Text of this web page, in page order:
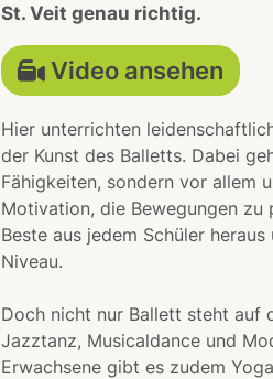
St. Veit genau richtig.
Video ansehen
Hier unterrichten
der Kunst des Balletts. Dabei
Fähigkeiten, sondern vor allem
Motivation, die Bewegungen
Beste aus jedem Schüler
Niveau.
Doch nicht nur Ballett steht auf
Jazztanz, Musicaldance und
Erwachsene gibt es zudem